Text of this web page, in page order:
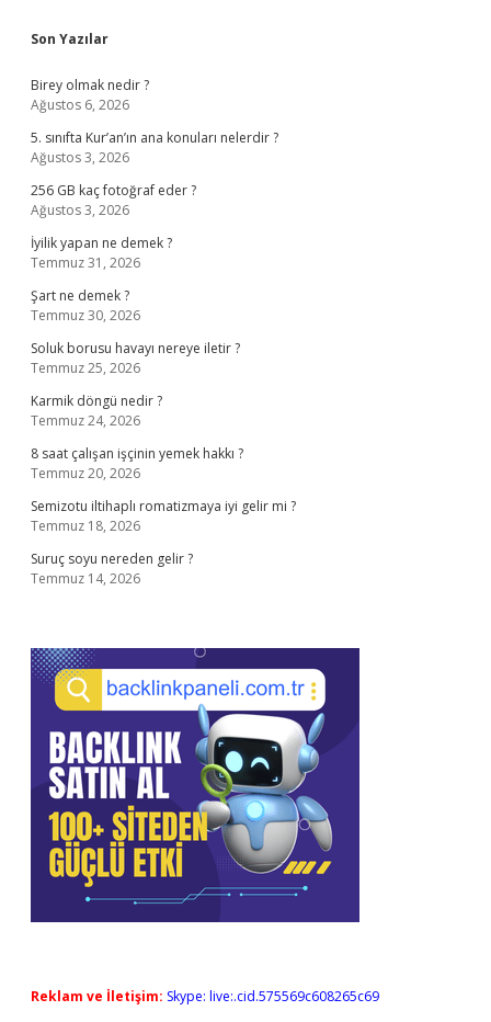
Sidebar
Son Yazılar
Birey olmak nedir ?
Ağustos 6, 2026
5. sınıfta Kur’an’ın ana konuları nelerdir ?
Ağustos 3, 2026
256 GB kaç fotoğraf eder ?
Ağustos 3, 2026
İyilik yapan ne demek ?
Temmuz 31, 2026
Şart ne demek ?
Temmuz 30, 2026
Soluk borusu havayı nereye iletir ?
Temmuz 25, 2026
Karmik döngü nedir ?
Temmuz 24, 2026
8 saat çalışan işçinin yemek hakkı ?
Temmuz 20, 2026
Semizotu iltihaplı romatizmaya iyi gelir mi ?
Temmuz 18, 2026
Suruç soyu nereden gelir ?
Temmuz 14, 2026
Reklam ve İletişim: Skype: live:.cid.575569c608265c69